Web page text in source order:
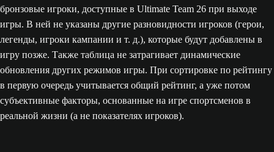
бронзовые игроки, доступные в Ultimate Team 26 при выходе
игры. В ней не указаны другие разновидности игроков (герои,
легенды, игроки кампании и т. д.), которые будут добавлены в
игру позже. Также таблица не затрагивает динамические
обновления других режимов игры. При сортировке по рейтингу
в первую очередь учитывается общий рейтинг, а уже потом
субъективные факторы, основанные на игре спортсменов в
реальной жизни (а не показателях игроков).